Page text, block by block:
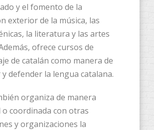
y el fomento de la
exterior de la música, las
la literatura y las artes
ofrece cursos de
de catalán como manera de
defender la lengua catalana.
organiza de manera
o coordinada con otras
y organizaciones la